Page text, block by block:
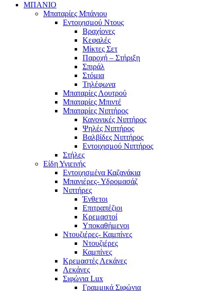
ΜΠΑΝΙΟ
Μπαταρίες Μπάνιου
Εντοιχισμού Ντους
Βραχίονες
Κεφαλές
Μίκτες Σετ
Παροχή – Στήριξη
Σπιράλ
Στόμια
Τηλέφωνα
Μπαταρίες Λουτρού
Μπαταρίες Μπιντέ
Μπαταρίες Νιπτήρος
Κανονικές Νιπτήρος
Ψηλές Νιπτήρος
Βαλβίδες Νιπτήρος
Εντοιχισμού Νιπτήρος
Στήλες
Είδη Υγιεινής
Εντοιχισμένα Καζανάκια
Μπανιέρες- Υδρομασάζ
Νιπτήρες
Ένθετοι
Επιτραπέζιοι
Κρεμαστοί
Υποκαθήμενοι
Ντουζιέρες- Καμπίνες
Ντουζιέρες
Καμπίνες
Κρεμαστές Λεκάνες
Λεκάνες
Σιφώνια Lux
Γραμμικά Σιφώνια